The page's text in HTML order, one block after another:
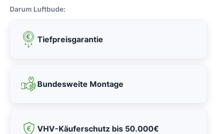
Darum Luftbude:
Tiefpreisgarantie
Bundesweite Montage
VHV-Käuferschutz bis 50.000€